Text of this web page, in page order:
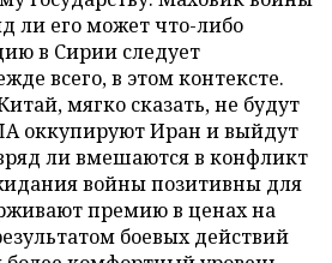
ли его может что-либо
в Сирии следует
всего, в этом контексте.
мягко сказать, не будут
оккупируют Иран и выйдут
ли вмешаются в конфликт
войны позитивны для
премию в ценах на
боевых действий